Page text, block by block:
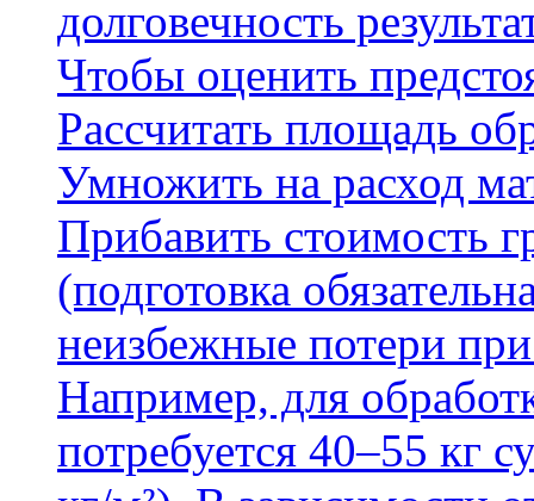
долговечность
Чтобы оценить
Рассчитать площадь
Умножить на расход
Прибавить стоимость
(подготовка
неизбежные потери
Например, для
потребуется 40–55 кг